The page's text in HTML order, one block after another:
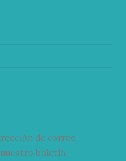
de correo
boletín